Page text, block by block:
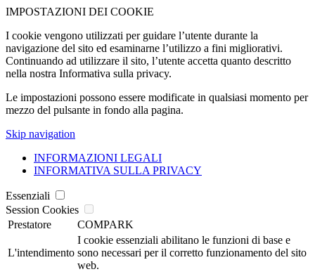
IMPOSTAZIONI DEI COOKIE
I cookie vengono utilizzati per guidare l’utente durante la
navigazione del sito ed esaminarne l’utilizzo a fini migliorativi.
Continuando ad utilizzare il sito, l’utente accetta quanto descritto
nella nostra Informativa sulla privacy.
Le impostazioni possono essere modificate in qualsiasi momento per
mezzo del pulsante in fondo alla pagina.
Skip navigation
INFORMAZIONI LEGALI
INFORMATIVA SULLA PRIVACY
Essenziali
Session Cookies
Prestatore
COMPARK
L'intendimento
I cookie essenziali abilitano le funzioni di base e
sono necessari per il corretto funzionamento del sito
web.